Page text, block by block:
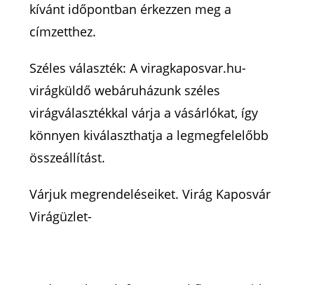
kívánt időpontban érkezzen meg a
címzetthez.
Széles választék: A viragkaposvar.hu-
virágküldő webáruházunk széles
virágválasztékkal várja a vásárlókat, így
könnyen kiválaszthatja a legmegfelelőbb
összeállítást.
Várjuk megrendeléseiket. Virág Kaposvár
Virágüzlet-